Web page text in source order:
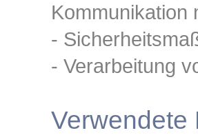
Kommunikation
-
- Verarbeitung
Verwendete